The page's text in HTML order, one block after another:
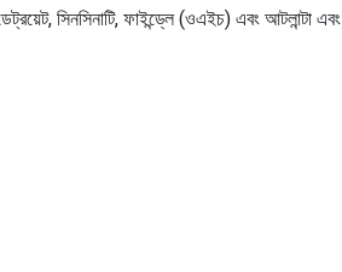
সিনসিনাটি, ফাইন্ড্লে (ওএইচ) এবং আটলান্টা এবং